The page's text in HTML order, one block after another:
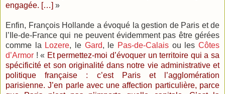
engagée. […] »
Enfin, François Hollande a évoqué la gestion de Paris et de
l’Ile-de-France qui ne peuvent évidemment pas être gérées
comme la Lozere, le Gard, le Pas-de-Calais ou lesCôtes
d’Armor ! « Et permettez-moi d’évoquer un territoire qui a sa
spécificité et son originalité dans notre vie administrative et
politique française : c’est Paris et l’agglomération
parisienne. J’en parle avec une affection particulière, parce